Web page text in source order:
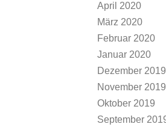
April 2020
März 2020
Februar 2020
Januar 2020
Dezember 2019
November 2019
Oktober 2019
September